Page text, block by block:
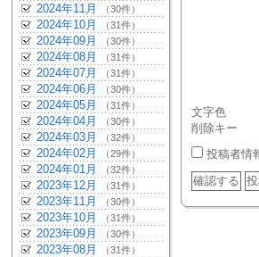
2024年11月 （30件）
2024年10月 （31件）
2024年09月 （30件）
2024年08月 （31件）
2024年07月 （31件）
2024年06月 （30件）
2024年05月 （31件）
2024年04月 （30件）
2024年03月 （32件）
2024年02月 （29件）
2024年01月 （32件）
2023年12月 （31件）
2023年11月 （30件）
2023年10月 （31件）
2023年09月 （30件）
2023年08月 （31件）
文字色
削除キー
投稿者情